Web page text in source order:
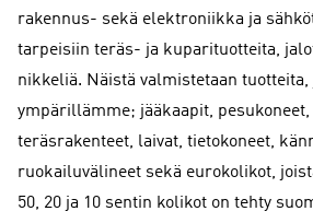
rakennus- sekä elektroniikka ja
tarpeisiin teräs- ja kuparituotteita,
nikkeliä. Näistä valmistetaan tuotteita,
ympärillämme; jääkaapit,
teräsrakenteet, laivat, tietokoneet,
ruokailuvälineet sekä eurokolikot,
50, 20 ja 10 sentin kolikot on tehty